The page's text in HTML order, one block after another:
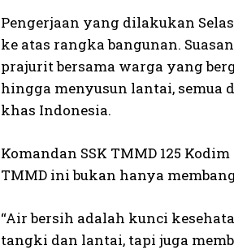
Pengerjaan yang dilakukan
ke atas rangka bangunan.
prajurit bersama warga yang
hingga menyusun lantai, semua
khas Indonesia.
Komandan SSK TMMD 125
TMMD ini bukan hanya
“Air bersih adalah kunci
tangki dan lantai, tapi juga